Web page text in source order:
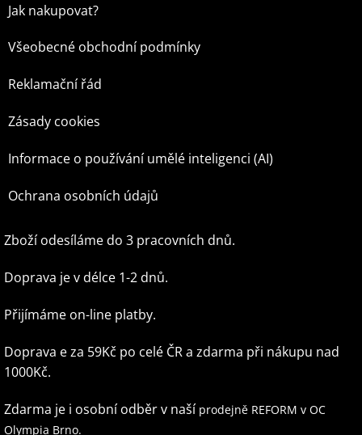
Jak nakupovat?
Všeobecné obchodní podmínky
Reklamační řád
Zásady cookies
Informace o používání umělé inteligenci (AI)
Ochrana osobních údajů
Zboží odesíláme do 3 pracovních dnů.
Doprava je v délce 1-2 dnů.
Přijímáme on-line platby.
Doprava e za 59Kč po celé ČRa zdarma při nákupu nad
1000Kč.
Zdarma je i osobní odběr v naší prodejně REFORM v OC
Olympia Brno.